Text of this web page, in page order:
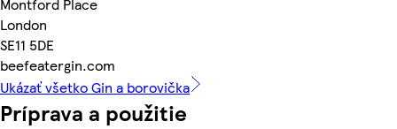
London
SE11 5DE
beefeatergin.com
Ukázať všetko Gin a borovička
Príprava a použitie